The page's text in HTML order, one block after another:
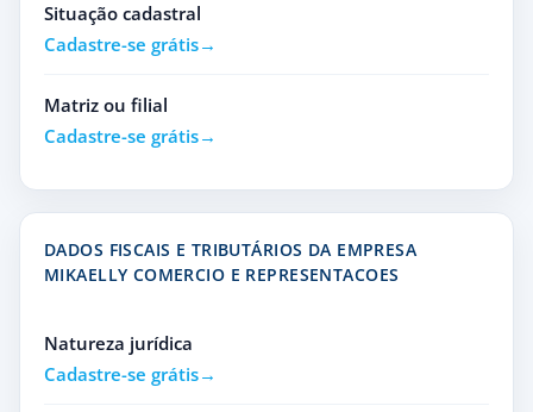
Situação cadastral
Cadastre-se grátis
Matriz ou filial
Cadastre-se grátis
DADOS FISCAIS E TRIBUTÁRIOS DA EMPRESA
MIKAELLY COMERCIO E REPRESENTACOES
Natureza jurídica
Cadastre-se grátis